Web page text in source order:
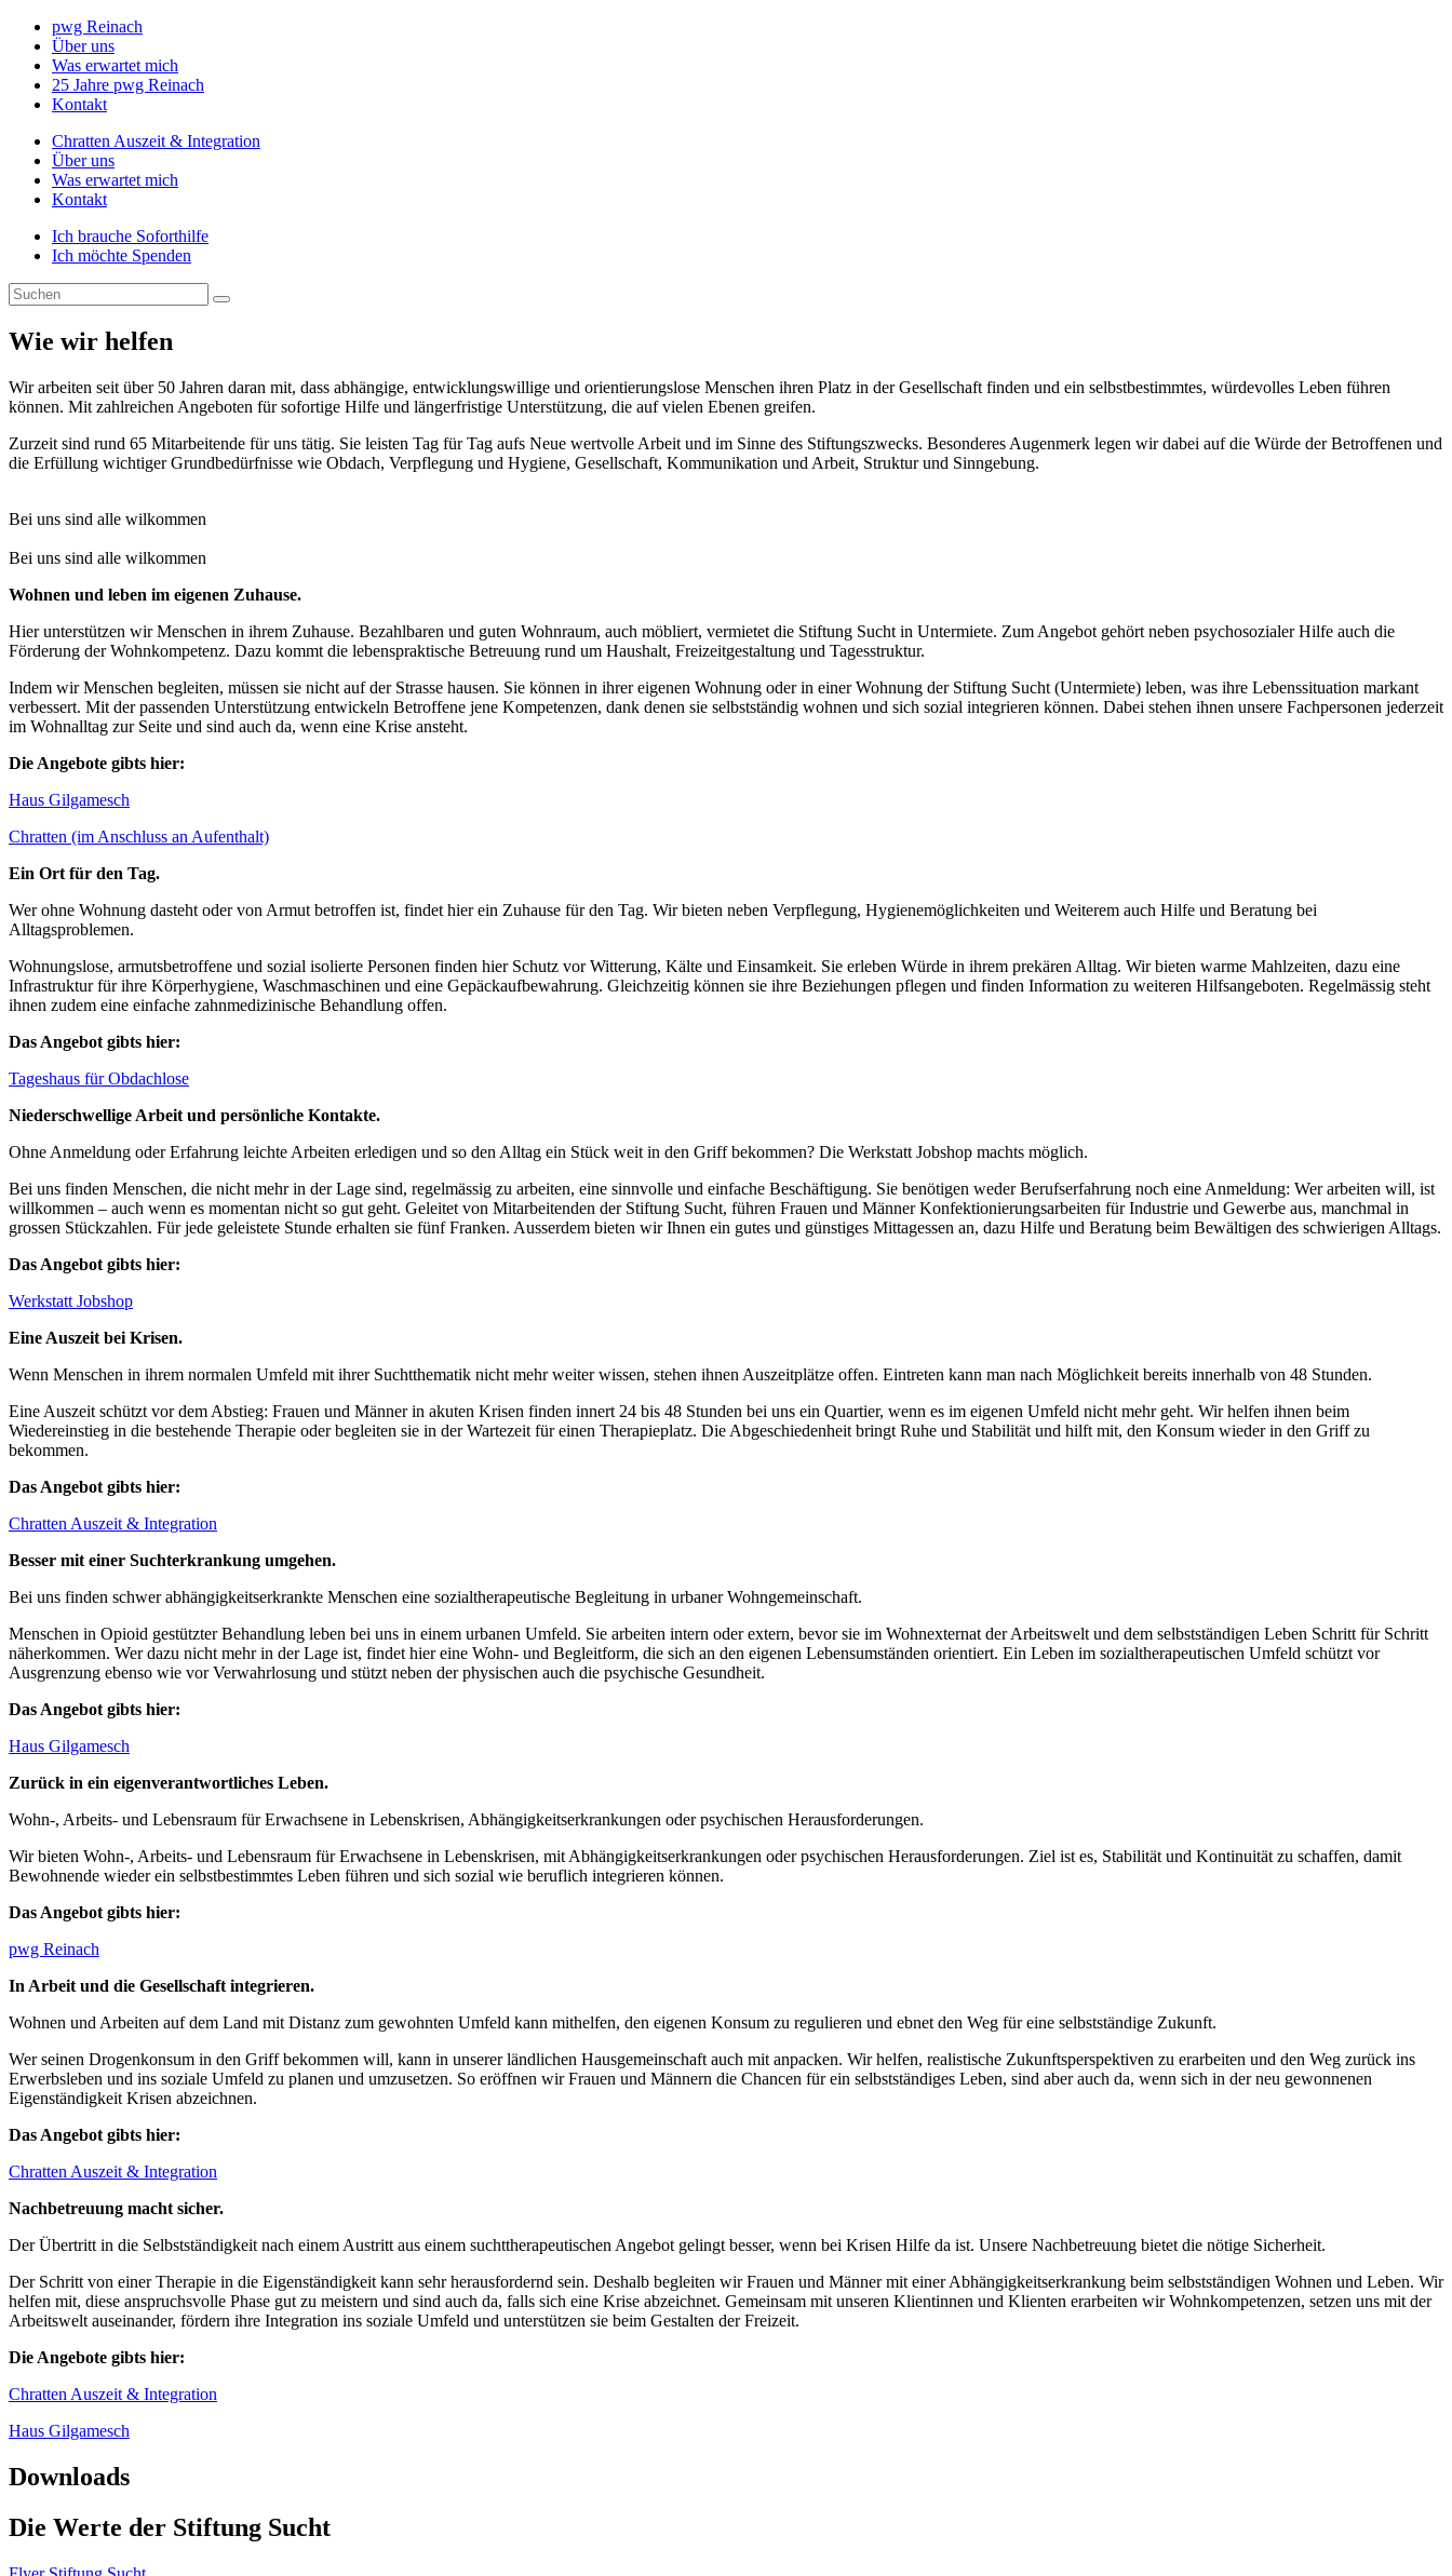
pwg Reinach
Über uns
Was erwartet mich
25 Jahre pwg Reinach
Kontakt
Chratten Auszeit & Integration
Über uns
Was erwartet mich
Kontakt
Ich brauche Soforthilfe
Ich möchte Spenden
Wie wir helfen
Wir arbeiten seit über 50 Jahren daran mit, dass abhängige, entwicklungswillige und orientierungslose Menschen ihren Platz in der Gesellschaft finden und ein selbstbestimmtes, würdevolles Leben führen
können. Mit zahlreichen Angeboten für sofortige Hilfe und längerfristige Unterstützung, die auf vielen Ebenen greifen.
Zurzeit sind rund 65 Mitarbeitende für uns tätig. Sie leisten Tag für Tag aufs Neue wertvolle Arbeit und im Sinne des Stiftungszwecks. Besonderes Augenmerk legen wir dabei auf die Würde der Betroffenen und
die Erfüllung wichtiger Grundbedürfnisse wie Obdach, Verpflegung und Hygiene, Gesellschaft, Kommunikation und Arbeit, Struktur und Sinngebung.
Bei uns sind alle wilkommen
Bei uns sind alle wilkommen
Wohnen und leben im eigenen Zuhause.
Hier unterstützen wir Menschen in ihrem Zuhause. Bezahlbaren und guten Wohnraum, auch möbliert, vermietet die Stiftung Sucht in Untermiete. Zum Angebot gehört neben psychosozialer Hilfe auch die
Förderung der Wohnkompetenz. Dazu kommt die lebenspraktische Betreuung rund um Haushalt, Freizeitgestaltung und Tagesstruktur.
Indem wir Menschen begleiten, müssen sie nicht auf der Strasse hausen. Sie können in ihrer eigenen Wohnung oder in einer Wohnung der Stiftung Sucht (Untermiete) leben, was ihre Lebenssituation markant
verbessert. Mit der passenden Unterstützung entwickeln Betroffene jene Kompetenzen, dank denen sie selbstständig wohnen und sich sozial integrieren können. Dabei stehen ihnen unsere Fachpersonen jederzeit
im Wohnalltag zur Seite und sind auch da, wenn eine Krise ansteht.
Die Angebote gibts hier:
Haus Gilgamesch
Chratten (im Anschluss an Aufenthalt)
Ein Ort für den Tag.
Wer ohne Wohnung dasteht oder von Armut betroffen ist, findet hier ein Zuhause für den Tag. Wir bieten neben Verpflegung, Hygienemöglichkeiten und Weiterem auch Hilfe und Beratung bei
Alltagsproblemen.
Wohnungslose, armutsbetroffene und sozial isolierte Personen finden hier Schutz vor Witterung, Kälte und Einsamkeit. Sie erleben Würde in ihrem prekären Alltag. Wir bieten warme Mahlzeiten, dazu eine
Infrastruktur für ihre Körperhygiene, Waschmaschinen und eine Gepäckaufbewahrung. Gleichzeitig können sie ihre Beziehungen pflegen und finden Information zu weiteren Hilfsangeboten. Regelmässig steht
ihnen zudem eine einfache zahnmedizinische Behandlung offen.
Das Angebot gibts hier:
Tageshaus für Obdachlose
Niederschwellige Arbeit und persönliche Kontakte.
Ohne Anmeldung oder Erfahrung leichte Arbeiten erledigen und so den Alltag ein Stück weit in den Griff bekommen? Die Werkstatt Jobshop machts möglich.
Bei uns finden Menschen, die nicht mehr in der Lage sind, regelmässig zu arbeiten, eine sinnvolle und einfache Beschäftigung. Sie benötigen weder Berufserfahrung noch eine Anmeldung: Wer arbeiten will, ist
willkommen – auch wenn es momentan nicht so gut geht. Geleitet von Mitarbeitenden der Stiftung Sucht, führen Frauen und Männer Konfektionierungsarbeiten für Industrie und Gewerbe aus, manchmal in
grossen Stückzahlen. Für jede geleistete Stunde erhalten sie fünf Franken. Ausserdem bieten wir Ihnen ein gutes und günstiges Mittagessen an, dazu Hilfe und Beratung beim Bewältigen des schwierigen Alltags.
Das Angebot gibts hier:
Werkstatt Jobshop
Eine Auszeit bei Krisen.
Wenn Menschen in ihrem normalen Umfeld mit ihrer Suchtthematik nicht mehr weiter wissen, stehen ihnen Auszeitplätze offen. Eintreten kann man nach Möglichkeit bereits innerhalb von 48 Stunden.
Eine Auszeit schützt vor dem Abstieg: Frauen und Männer in akuten Krisen finden innert 24 bis 48 Stunden bei uns ein Quartier, wenn es im eigenen Umfeld nicht mehr geht. Wir helfen ihnen beim
Wiedereinstieg in die bestehende Therapie oder begleiten sie in der Wartezeit für einen Therapieplatz. Die Abgeschiedenheit bringt Ruhe und Stabilität und hilft mit, den Konsum wieder in den Griff zu
bekommen.
Das Angebot gibts hier:
Chratten Auszeit & Integration
Besser mit einer Suchterkrankung umgehen.
Bei uns finden schwer abhängigkeitserkrankte Menschen eine sozialtherapeutische Begleitung in urbaner Wohngemeinschaft.
Menschen in Opioid gestützter Behandlung leben bei uns in einem urbanen Umfeld. Sie arbeiten intern oder extern, bevor sie im Wohnexternat der Arbeitswelt und dem selbstständigen Leben Schritt für Schritt
näherkommen. Wer dazu nicht mehr in der Lage ist, findet hier eine Wohn- und Begleitform, die sich an den eigenen Lebensumständen orientiert. Ein Leben im sozialtherapeutischen Umfeld schützt vor
Ausgrenzung ebenso wie vor Verwahrlosung und stützt neben der physischen auch die psychische Gesundheit.
Das Angebot gibts hier:
Haus Gilgamesch
Zurück in ein eigenverantwortliches Leben.
Wohn-, Arbeits- und Lebensraum für Erwachsene in Lebenskrisen, Abhängigkeitserkrankungen oder psychischen Herausforderungen.
Wir bieten Wohn-, Arbeits- und Lebensraum für Erwachsene in Lebenskrisen, mit Abhängigkeitserkrankungen oder psychischen Herausforderungen. Ziel ist es, Stabilität und Kontinuität zu schaffen, damit
Bewohnende wieder ein selbstbestimmtes Leben führen und sich sozial wie beruflich integrieren können.
Das Angebot gibts hier:
pwg Reinach
In Arbeit und die Gesellschaft integrieren.
Wohnen und Arbeiten auf dem Land mit Distanz zum gewohnten Umfeld kann mithelfen, den eigenen Konsum zu regulieren und ebnet den Weg für eine selbstständige Zukunft.
Wer seinen Drogenkonsum in den Griff bekommen will, kann in unserer ländlichen Hausgemeinschaft auch mit anpacken. Wir helfen, realistische Zukunftsperspektiven zu erarbeiten und den Weg zurück ins
Erwerbsleben und ins soziale Umfeld zu planen und umzusetzen. So eröffnen wir Frauen und Männern die Chancen für ein selbstständiges Leben, sind aber auch da, wenn sich in der neu gewonnenen
Eigenständigkeit Krisen abzeichnen.
Das Angebot gibts hier:
Chratten Auszeit & Integration
Nachbetreuung macht sicher.
Der Übertritt in die Selbstständigkeit nach einem Austritt aus einem suchttherapeutischen Angebot gelingt besser, wenn bei Krisen Hilfe da ist. Unsere Nachbetreuung bietet die nötige Sicherheit.
Der Schritt von einer Therapie in die Eigenständigkeit kann sehr herausfordernd sein. Deshalb begleiten wir Frauen und Männer mit einer Abhängigkeitserkrankung beim selbstständigen Wohnen und Leben. Wir
helfen mit, diese anspruchsvolle Phase gut zu meistern und sind auch da, falls sich eine Krise abzeichnet. Gemeinsam mit unseren Klientinnen und Klienten erarbeiten wir Wohnkompetenzen, setzen uns mit der
Arbeitswelt auseinander, fördern ihre Integration ins soziale Umfeld und unterstützen sie beim Gestalten der Freizeit.
Die Angebote gibts hier:
Chratten Auszeit & Integration
Haus Gilgamesch
Downloads
Die Werte der Stiftung Sucht